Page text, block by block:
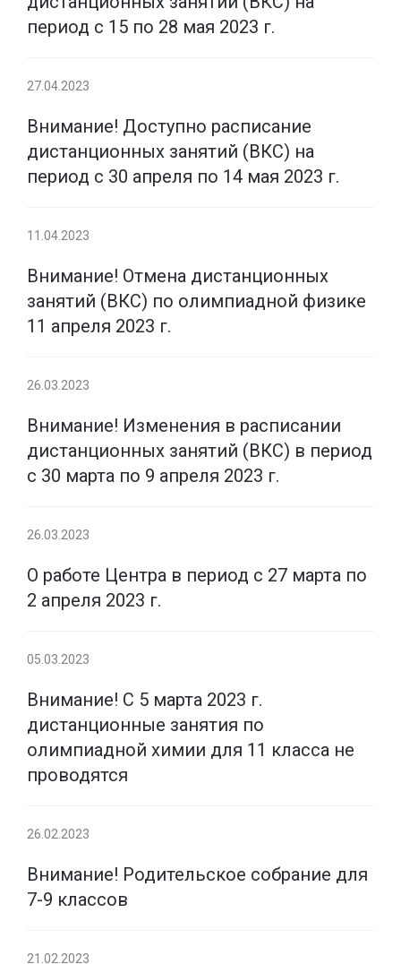
период с 15 по 28 мая 2023 г.
27.04.2023
Внимание! Доступно расписание
дистанционных занятий (ВКС) на
период с 30 апреля по 14 мая 2023 г.
11.04.2023
Внимание! Отмена дистанционных
занятий (ВКС) по олимпиадной физике
11 апреля 2023 г.
26.03.2023
Внимание! Изменения в расписании
дистанционных занятий (ВКС) в период
с 30 марта по 9 апреля 2023 г.
26.03.2023
О работе Центра в период с 27 марта по
2 апреля 2023 г.
05.03.2023
Внимание! С 5 марта 2023 г.
дистанционные занятия по
олимпиадной химии для 11 класса не
проводятся
26.02.2023
Внимание! Родительское собрание для
7-9 классов
21.02.2023